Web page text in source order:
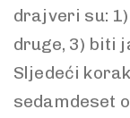
drajveri su:
druge, 3) biti
Sljedeći
sedamdeset